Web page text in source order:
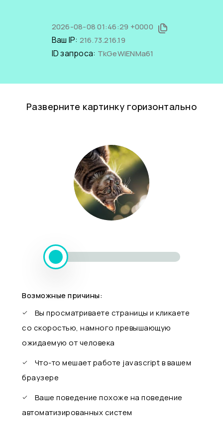
2026-08-08 01:46:29 +0000
Ваш IP: 216.73.216.19
ID запроса: TkGeWiENMa61
Разверните картинку горизонтально
Возможные причины:
Вы просматриваете страницы и кликаете
со скоростью, намного превышающую
ожидаемую от человека
Что-то мешает работе javascript в вашем
браузере
Ваше поведение похоже на поведение
автоматизированных систем